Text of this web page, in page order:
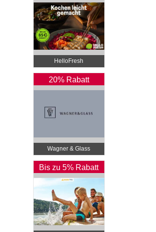
Rabatt
HelloFresh
20% Rabatt
Wagner & Glass
Bis zu 5% Rabatt